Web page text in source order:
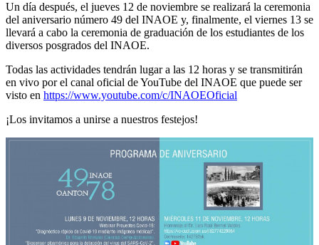
Un día después, el jueves 12 de noviembre se realizará la ceremonia
del aniversario número 49 del INAOE y, finalmente, el viernes 13 se
llevará a cabo la ceremonia de graduación de los estudiantes de los
diversos posgrados del INAOE.
Todas las actividades tendrán lugar a las 12 horas y se transmitirán
en vivo por el canal oficial de YouTube del INAOE que puede ser
visto en https://www.youtube.com/c/INAOEOficial
¡Los invitamos a unirse a nuestros festejos!